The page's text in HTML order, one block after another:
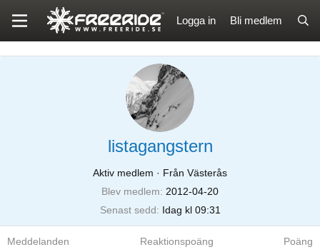
Logga in Bli medlem
listagangstern
Aktiv medlem · Från Västerås
Blev medlem
2012-04-20
Senast sedd
Idag kl 09:31
Meddelanden Reaktionspoäng Poäng